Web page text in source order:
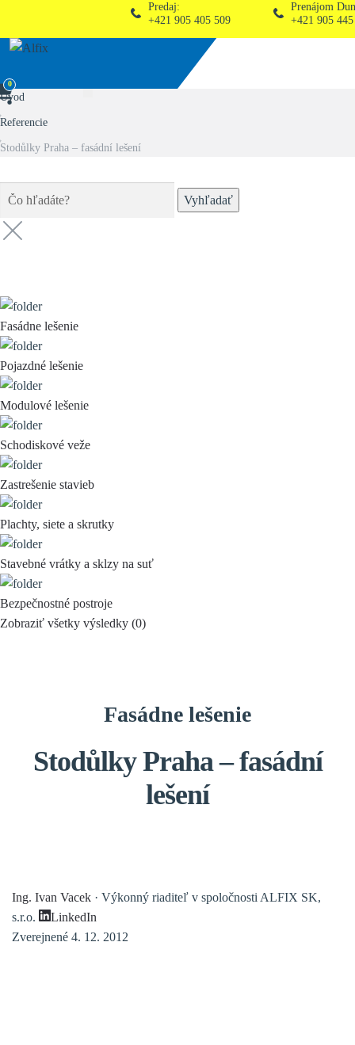
Predaj:
+421 905 405 509
Prenájom Dunajská
+421 905 445 132
0
Úvod
Referencie
Stodůlky Praha – fasádní lešení
Vyhľadať
Fasádne lešenie
Pojazdné lešenie
Modulové lešenie
Schodiskové veže
Zastrešenie stavieb
Plachty, siete a skrutky
Stavebné vrátky a sklzy na suť
Bezpečnostné postroje
Zobraziť všetky výsledky (0)
Fasádne lešenie
Stodůlky Praha – fasádní
lešení
Ing. Ivan Vacek · Výkonný riaditeľ v spoločnosti ALFIX SK,
s.r.o.
LinkedIn
Zverejnené 4. 12. 2012